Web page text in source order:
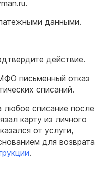
данными.
действие.
письменный отказ
списаний.
любое списание после
карту из личного
от услуги,
для возврата
.